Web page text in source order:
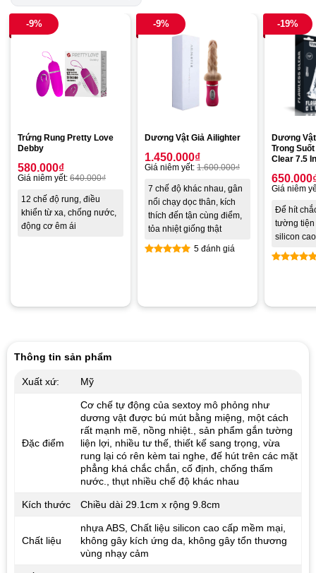
-9%
Trứng Rung Pretty Love
Debby
580.000₫
Giá niêm yết: 640.000₫
12 chế độ rung, điều
khiển từ xa, chống nước,
động cơ êm ái
-9%
Dương Vật Giả Ailighter
1.450.000₫
Giá niêm yết: 1.600.000₫
7 chế độ khác nhau, gân
nổi chạy dọc thân, kích
thích đến tận cùng điểm,
tỏa nhiệt giống thật
5 đánh giá
-19%
Dương
Trong
Clear 7.5
650.000
Giá niêm
Để hít
tường
silicon
Thông tin sản phẩm
Xuất xứ: Mỹ
Đặc điểm
Cơ chế tự động của sextoy mô phỏng như
dương vật được bú mút bằng miệng, một cách
rất mạnh mẽ, nồng nhiệt., sản phẩm gắn tường
liện lợi, nhiều tư thế, thiết kế sang trọng, vừa
rung lại có rên kèm tai nghe, đế hút trên các mặt
phẳng khá chắc chắn, cố định, chống thấm
nước., thụt nhiều chế độ khác nhau
Kích thước Chiều dài 29.1cm x rộng 9.8cm
Chất liệu
nhựa ABS, Chất liệu silicon cao cấp mềm mại,
không gây kích ứng da, không gây tổn thương
vùng nhạy cảm